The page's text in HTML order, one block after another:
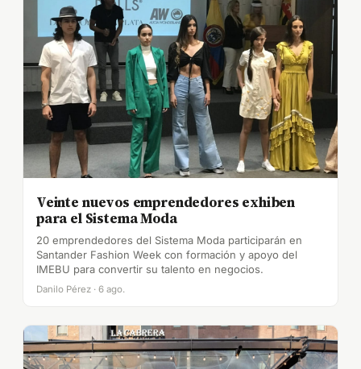
Veinte nuevos emprendedores exhiben
para el Sistema Moda
20 emprendedores del Sistema Moda participarán en
Santander Fashion Week con formación y apoyo del
IMEBU para convertir su talento en negocios.
Danilo Pérez · 6 ago.